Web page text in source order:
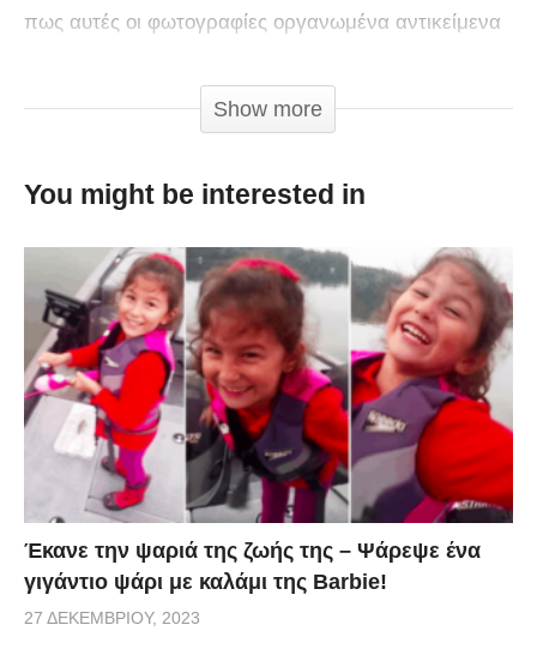
πως αυτές οι φωτογραφίες οργανωμένα αντικείμενα
στο καθένα μας μια δόση ευχαρίστησης ή
ικανοποίησης βέβαια για μερικούς αυτή η δόση
άλλους σε μεγαλύτερους. Ακόμη και να μην έχετε
που είναι μια σοβαρή ψυχολογική αρρώστια το
βίντεο που ακολουθεί πραγματικά μας προφέρει μια
αίσθηση τελειότητας παρόμοιας ικανοποίησης όπως
των ψυχαναγκαστικών ανθρώπων. Το μόνο σίγουρο
είναι ότι το βίντεο που θα δείτε προσφέρει μια
ανεξήγητη αίσθηση ευχαρίστησης και ευτυχίας.
via
Show more
You might be interested in
Έκανε την ψαριά της ζωής της – Ψάρεψε ένα
γιγάντιο ψάρι με καλάμι της Barbie!
27 ΔΕΚΕΜΒΡΊΟΥ, 2023